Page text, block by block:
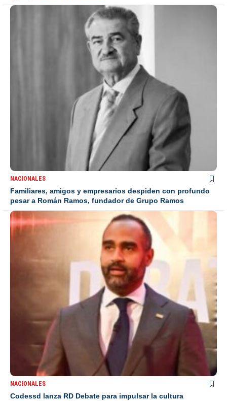
NACIONALES
Familiares, amigos y empresarios despiden con profundo
pesar a Román Ramos, fundador de Grupo Ramos
NACIONALES
Codessd lanza RD Debate para impulsar la cultura